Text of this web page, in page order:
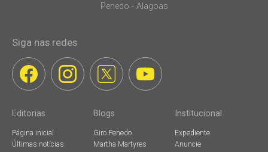
Penedo - Alagoas
Siga nas redes
Editorias
Página inicial
Últimas notícias
Blogs
Giro Penedo
Martha Martyres
Institucional
Expediente
Anuncie